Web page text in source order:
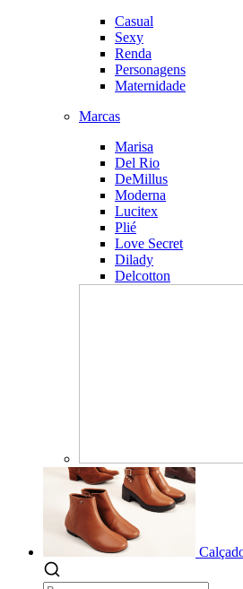
Casual
Sexy
Renda
Personagens
Maternidade
Marcas
Marisa
Del Rio
DeMillus
Moderna
Lucitex
Plié
Love Secret
Dilady
Delcotton